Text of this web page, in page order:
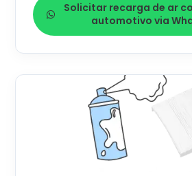
Solicitar recarga de ar
automotivo via